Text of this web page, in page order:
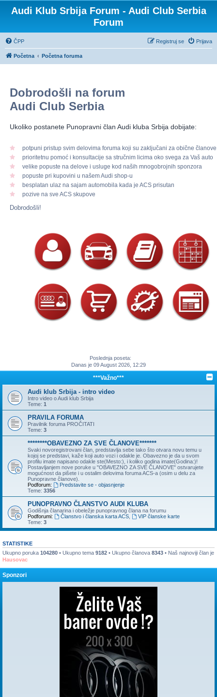
Audi Klub Srbija Forum - Audi Club Serbia
Forum
ČPP Prijava
Registruj se
Početna Početna foruma
Dobrodošli na forum
Audi Club Serbia
Ukoliko postanete Punopravni član Audi kluba Srbija dobijate:
potpuni pristup svim delovima foruma koji su zaključani za obične članove
prioritetnu pomoć i konsultacije sa stručnim licima oko svega za Vaš auto
velike popuste na delove i usluge kod naših mnogobrojnih sponzora
popuste pri kupovini u našem Audi shop-u
besplatan ulaz na sajam automobila kada je ACS prisutan
pozive na sve ACS skupove
Dobrodošli!
Poslednja poseta:
Danas je 09 August 2026, 12:29
***Važno***
Audi klub Srbija - intro video
Intro video o Audi klub Srbija
Teme: 1
PRAVILA FORUMA
Pravilnik foruma PROČITATI
Teme: 3
********OBAVEZNO ZA SVE ČLANOVE*******
Svaki novoregistrovani član, predstavlja sebe tako što otvara novu temu u
kojoj se predstavi, kaže koji auto vozi i odakle je. Obavezno je da u svom
profilu imate napisano odakle ste(Mesto:), i koliko godina imate(Godina:)!
Postavljanjem nove poruke u "OBAVEZNO ZA SVE ČLANOVE" ostvarujete
mogućnost da pišete i u ostalim delovima foruma ACS-a (osim u delu za
Punopravne članove).
Podforum:
Predstavite se - objasnjenje
Teme: 3356
PUNOPRAVNO ČLANSTVO AUDI KLUBA
Godišnja članarina i obeležje punopravnog člana na forumu
Podforumi:
Članstvo i članska karta ACS,
VIP članske karte
Teme: 3
STATISTIKE
Ukupno poruka 104280 • Ukupno tema 9182 • Ukupno članova 8343 • Naš najnoviji član je
Hausovac
Sponzori